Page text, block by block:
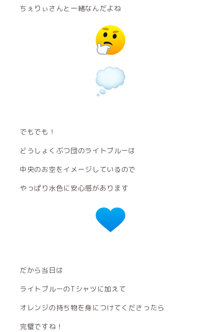
ちぇりぃさんと一緒なんだよね
でもでも！
どうしょくぶつ団のライトブルーは
中央のお空をイメージしているので
やっぱり水色に安心感があります
だから当日は
ライトブルーのTシャツに加えて
オレンジの持ち物を身につけてくださったら
完璧ですね！